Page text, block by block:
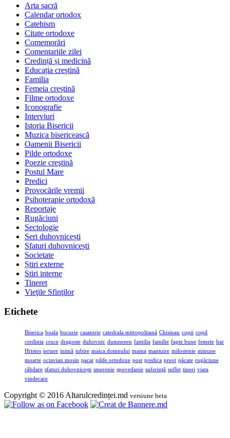
Arta sacră
Calendar ortodox
Catehism
Citate ortodoxe
Comemorări
Comentariile zilei
Credință și medicină
Educația creștină
Familia
Femeia creștină
Filme ortodoxe
Iconografie
Interviuri
Istoria Bisericii
Muzica bisericească
Oamenii Bisericii
Pilde ortodoxe
Poezie creştină
Postul Mare
Predici
Provocările vremii
Psihoterapie ortodoxă
Reportaje
Rugăciuni
Sectologie
Seri duhovnicești
Sfaturi duhovnicești
Societate
Știri externe
Ştiri interne
Tineret
Vieţile Sfinţilor
Etichete
Biserica boala bucurie casatorie catedrala mitropolitană Chisinau copii copil
credinta cruce dragoste duhovnic dumnezeu familia familie fapte bune femeie har
Hristos iertare inimă iubire maica domnului mama mantuire milostenie minune
moarte octavian mosin pacat pilde ortodoxe post predica preot păcate rugăciune
răbdare sfaturi duhovnicești smerenie spovedanie suferinţă suflet tineri viata
vindecare
Copyright © 2016 Altarulcredinței.md versiune beta